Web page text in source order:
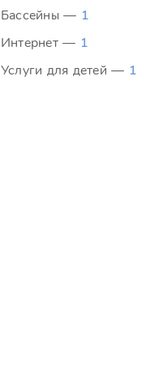
Бассейны — 1
Интернет — 1
Услуги для детей — 1